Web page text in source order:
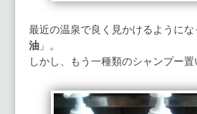
最近の温泉で良く見かけるようにな
油 」。
しかし、もう一種類のシャンプー置